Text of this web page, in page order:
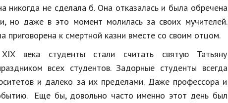
никогда не сделала б. Она отказалась и была обречена
но даже в это момент молилась за своих мучителей.
к смертной казни вместе со своим отцом.
века студенты стали считать святую Татьяну
всех студентов. Задорные студенты всегда
и далеко за их пределами. Даже профессора и
Еще бы, довольно часто именно этот день был